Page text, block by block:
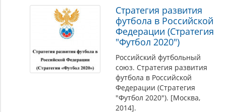
Стратегия развития
футбола в Российской
Федерации (Стратегия
"Футбол 2020")
Российский футбольный
союз. Стратегия развития
футбола в Российской
Федерации (Стратегия
"Футбол 2020"). [Москва,
2014].